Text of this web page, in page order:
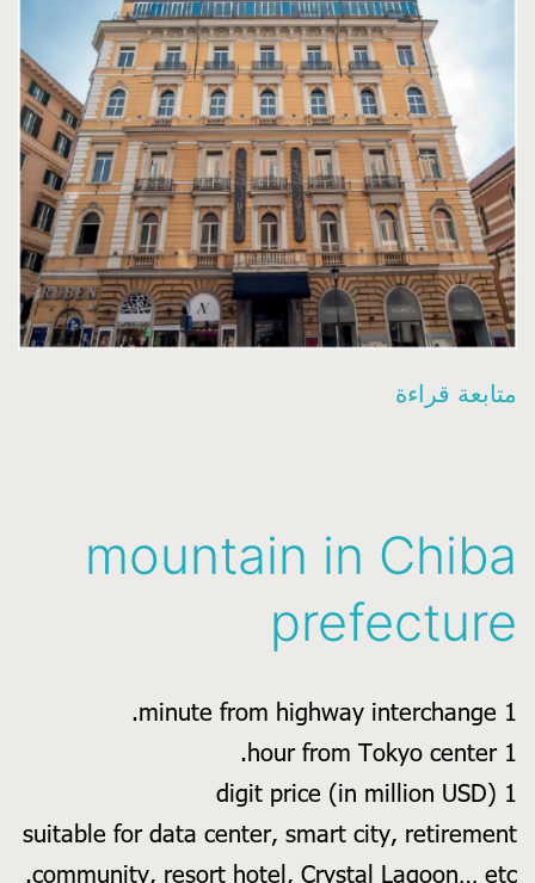
متابعة قراءة
for
sale
mountain in Chiba
prefecture
1 minute from highway interchange.
1 hour from Tokyo center.
1 digit price (in million USD)
suitable for data center, smart city, retirement
community, resort hotel, Crystal Lagoon… etc.